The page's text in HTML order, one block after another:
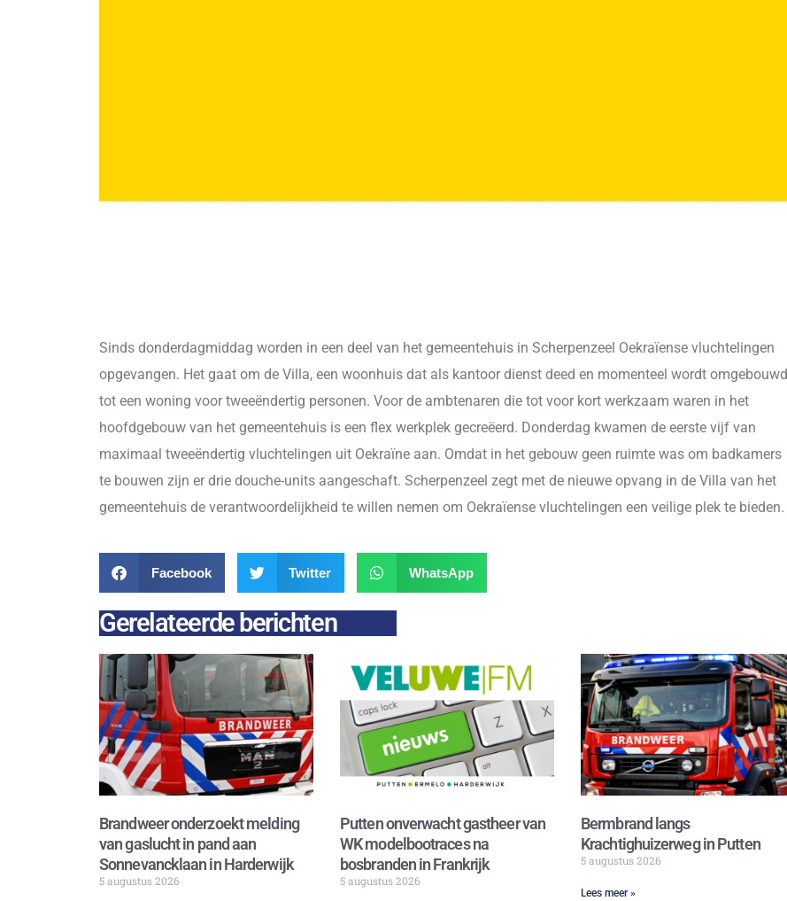
Sinds donderdagmiddag worden in een deel van het gemeentehuis in Scherpenzeel Oekraïense vluchtelingen
opgevangen. Het gaat om de Villa, een woonhuis dat als kantoor dienst deed en momenteel wordt omgebouwd
tot een woning voor tweeëndertig personen. Voor de ambtenaren die tot voor kort werkzaam waren in het
hoofdgebouw van het gemeentehuis is een flex werkplek gecreëerd. Donderdag kwamen de eerste vijf van
maximaal tweeëndertig vluchtelingen uit Oekraïne aan. Omdat in het gebouw geen ruimte was om badkamers
te bouwen zijn er drie douche-units aangeschaft. Scherpenzeel zegt met de nieuwe opvang in de Villa van het
gemeentehuis de verantwoordelijkheid te willen nemen om Oekraïense vluchtelingen een veilige plek te bieden.
Facebook Twitter WhatsApp
Gerelateerde berichten
Brandweer onderzoekt melding
van gaslucht in pand aan
Sonnevancklaan in Harderwijk
5 augustus 2026
Putten onverwacht gastheer van
WK modelbootraces na
bosbranden in Frankrijk
5 augustus 2026
Bermbrand langs
Krachtighuizerweg in Putten
5 augustus 2026
Lees meer »